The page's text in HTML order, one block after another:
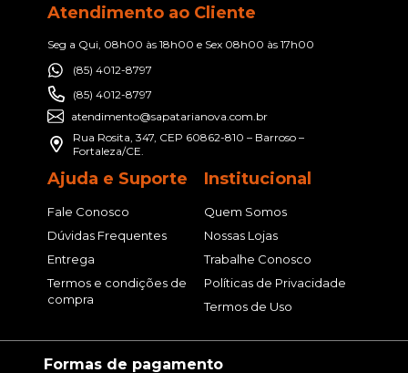
Atendimento ao Cliente
Seg a Qui, 08h00 às 18h00 e Sex 08h00 às 17h00
(85) 4012-8797
(85) 4012-8797
atendimento@sapatarianova.com.br
Rua Rosita, 347, CEP 60862-810 – Barroso –
Fortaleza/CE.
Ajuda e Suporte
Fale Conosco
Dúvidas Frequentes
Entrega
Termos e condições de
compra
Institucional
Quem Somos
Nossas Lojas
Trabalhe Conosco
Políticas de Privacidade
Termos de Uso
Formas de pagamento